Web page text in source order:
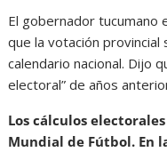
El gobernador tucumano
que la votación
calendario nacional. Dijo
electoral” de años
Los cálculos
Mundial de Fútbol. En